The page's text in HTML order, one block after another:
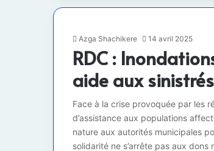
Azga Shachikere 14 avril 2025
RDC :
aide aux sinistrés
Face à la crise provoquée par les
d’assistance aux populations
nature aux autorités municipales
solidarité ne s’arrête pas aux